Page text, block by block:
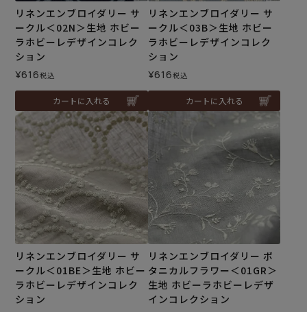
リネンエンブロイダリー サ
ークル＜02N＞生地 ホビー
ラホビーレデザインコレク
ション
¥616税込
カートに入れる
リネンエンブロイダリー サ
ークル＜03B＞生地 ホビー
ラホビーレデザインコレク
ション
¥616税込
カートに入れる
リネンエンブロイダリー サ
ークル＜01BE＞生地 ホビー
ラホビーレデザインコレク
ション
リネンエンブロイダリー ボ
タニカルフラワー＜01GR＞
生地 ホビーラホビーレデザ
インコレクション